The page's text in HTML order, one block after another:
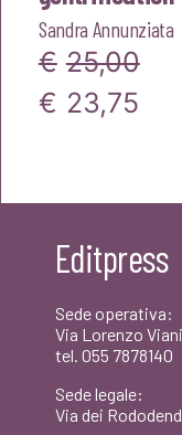
Sandra Annunziata
€ 25,00
Il
€25,00.
€ 23,75Il
Editpress
Sede operativa:
Via Lorenzo
tel. 055 7878140
Sede legale:
Via dei